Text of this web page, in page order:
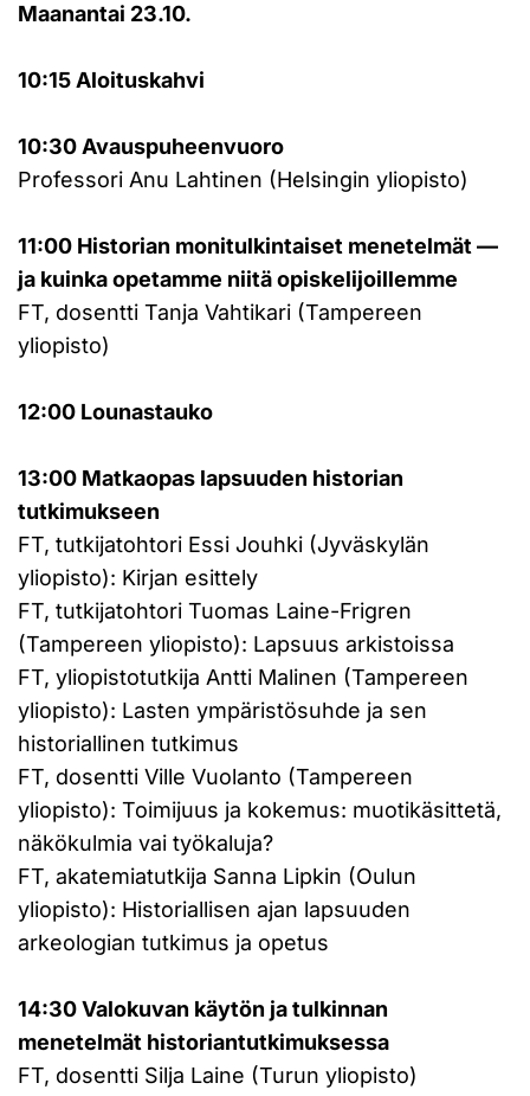
Maanantai 23.10.
10:15 Aloituskahvi
10:30 Avauspuheenvuoro
Professori Anu Lahtinen (Helsingin yliopisto)
11:00 Historian monitulkintaiset menetelmät —
ja kuinka opetamme niitä opiskelijoillemme
FT, dosentti Tanja Vahtikari (Tampereen
yliopisto)
12:00 Lounastauko
13:00 Matkaopas lapsuuden historian
tutkimukseen
FT, tutkijatohtori Essi Jouhki (Jyväskylän
yliopisto): Kirjan esittely
FT, tutkijatohtori Tuomas Laine-Frigren
(Tampereen yliopisto): Lapsuus arkistoissa
FT, yliopistotutkija Antti Malinen (Tampereen
yliopisto): Lasten ympäristösuhde ja sen
historiallinen tutkimus
FT, dosentti Ville Vuolanto (Tampereen
yliopisto): Toimijuus ja kokemus: muotikäsittetä,
näkökulmia vai työkaluja?
FT, akatemiatutkija Sanna Lipkin (Oulun
yliopisto): Historiallisen ajan lapsuuden
arkeologian tutkimus ja opetus
14:30 Valokuvan käytön ja tulkinnan
menetelmät historiantutkimuksessa
FT, dosentti Silja Laine (Turun yliopisto)